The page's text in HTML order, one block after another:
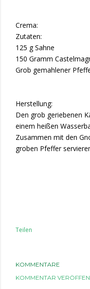
Crema:
Zutaten:
125 g Sahne
150 Gramm
Grob gemahlener
Herstellung:
Den grob geriebenen
einem heißen
Zusammen mit den
groben Pfeffer
Teilen
KOMMENTARE
KOMMENTAR